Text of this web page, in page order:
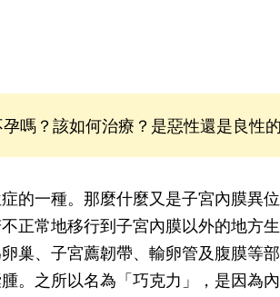
嗎？該如何治療？是惡性還是良性
一種。那麼什麼又是子宮內膜異
正常地移行到子宮內膜以外的地方
巢、子宮薦韌帶、輸卵管及腹膜等
。之所以名為「巧克力」，是因為